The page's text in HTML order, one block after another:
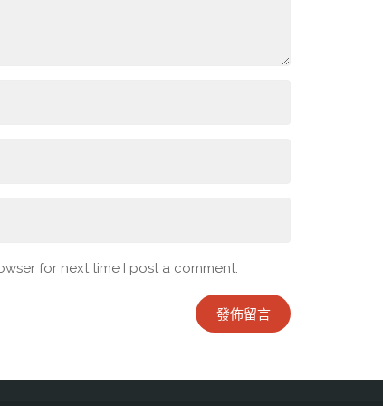
for next time I post a comment.